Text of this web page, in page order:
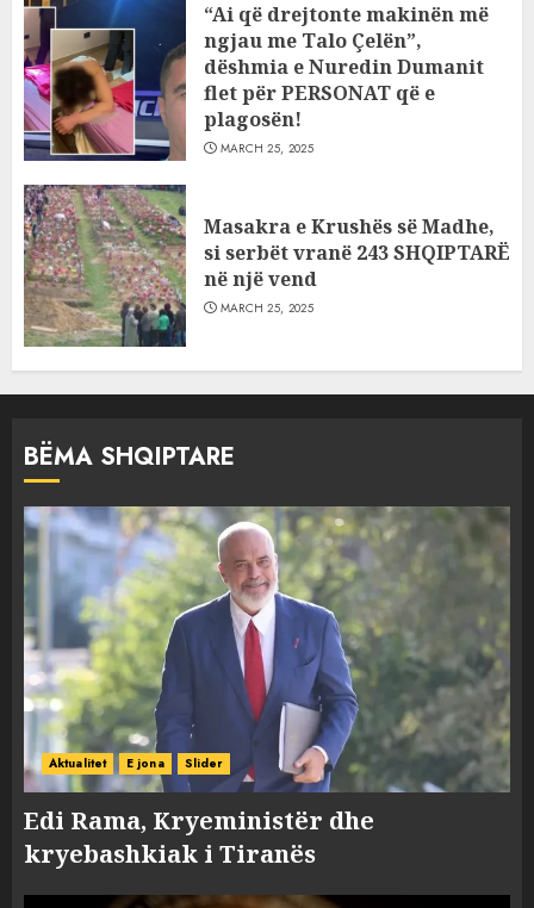
“Ai që drejtonte makinën më
ngjau me Talo Çelën”,
dëshmia e Nuredin Dumanit
flet për PERSONAT që e
plagosën!
MARCH 25, 2025
Masakra e Krushës së Madhe,
si serbët vranë 243 SHQIPTARË
në një vend
MARCH 25, 2025
BËMA SHQIPTARE
Aktualitet E jona Slider
Edi Rama, Kryeministër dhe
kryebashkiak i Tiranës